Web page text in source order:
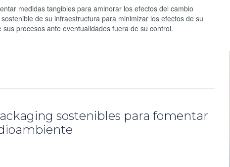
medidas tangibles para aminorar los efectos del cambio
de su infraestructura para minimizar los efectos de su
procesos ante eventualidades fuera de su control.
sostenibles para fomentar